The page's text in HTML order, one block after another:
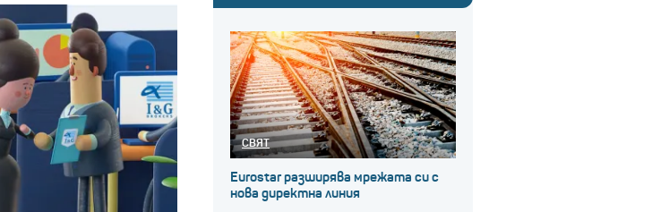
СВЯТ
Eurostar разширява мрежата си с
нова директна линия